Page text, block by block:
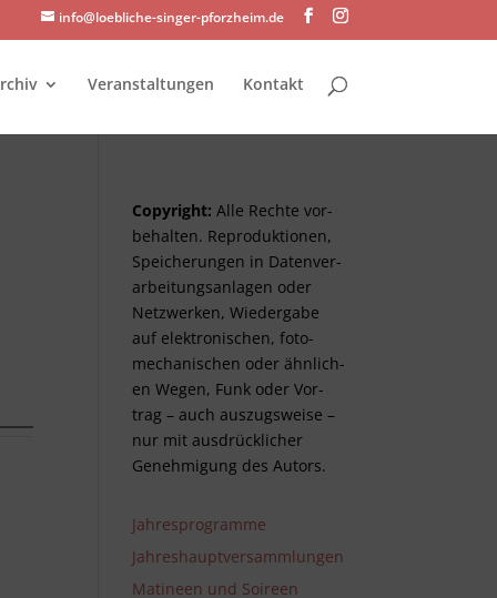
info@loebliche-singer-pforzheim.de
Veranstaltungen Kontakt
Copyright: Alle Rechte vor­
be­halt­en. Re­pro­duktionen,
Spei­cher­ungen in Daten­ver­
arbeitungs­anlag­en oder
Netz­werken, Wieder­gabe
auf elektro­nisch­en, foto­
mech­anisch­en oder ähnlich­
en Wegen, Funk oder Vor­
trag – auch aus­zugs­weise –
nur mit aus­drück­lich­er
Genehm­ig­ung des Autors.
Jahresprogramme
Jahreshauptversammlungen
Matineen und Soireen